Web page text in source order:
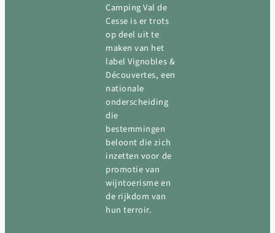
Camping Val de
Cesse is er trots
op deel uit te
maken van het
label Vignobles &
Découvertes, een
nationale
onderscheiding
die
bestemmingen
beloont die zich
inzetten voor de
promotie van
wijntoerisme en
de rijkdom van
hun terroir.